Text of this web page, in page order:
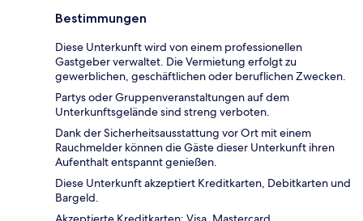
Bestimmungen
Diese Unterkunft wird von einem professionellen
Gastgeber verwaltet. Die Vermietung erfolgt zu
gewerblichen, geschäftlichen oder beruflichen Zwecken.
Partys oder Gruppenveranstaltungen auf dem
Unterkunftsgelände sind streng verboten.
Dank der Sicherheitsausstattung vor Ort mit einem
Rauchmelder können die Gäste dieser Unterkunft ihren
Aufenthalt entspannt genießen.
Diese Unterkunft akzeptiert Kreditkarten, Debitkarten und
Bargeld.